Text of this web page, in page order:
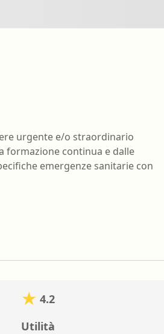
urgente e/o straordinario
formazione continua e dalle
emergenze sanitarie con
4.2
Utilità